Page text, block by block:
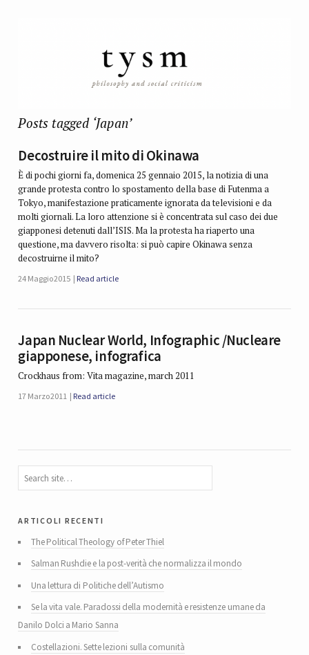
Posts tagged ‘Japan’
Decostruire il mito di Okinawa
È di pochi giorni fa, domenica 25 gennaio 2015, la notizia di una
grande protesta contro lo spostamento della base di Futenma a
Tokyo, manifestazione praticamente ignorata da televisioni e da
molti giornali. La loro attenzione si è concentrata sul caso dei due
giapponesi detenuti dall’ISIS. Ma la protesta ha riaperto una
questione, ma davvero risolta: si può capire Okinawa senza
decostruirne il mito?
24 Maggio 2015 Read article
Japan Nuclear World, Infographic /Nucleare
giapponese, infografica
Crockhaus from: Vita magazine, march 2011
17 Marzo 2011 Read article
articoli recenti
The Political Theology of Peter Thiel
Salman Rushdie e la post-verità che normalizza il mondo
Una lettura di Politiche dell’Autismo
Se la vita vale. Paradossi della modernità e resistenze umane da
Danilo Dolci a Mario Sanna
Costellazioni. Sette lezioni sulla comunità